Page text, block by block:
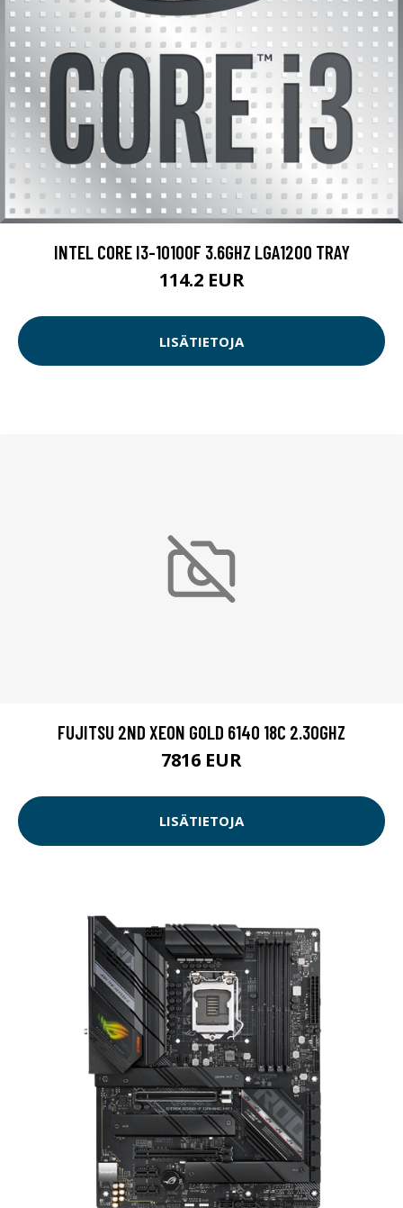
INTEL CORE I3-10100F 3.6GHZ LGA1200 TRAY
114.2 EUR
LISÄTIETOJA
FUJITSU 2ND XEON GOLD 6140 18C 2.30GHZ
7816 EUR
LISÄTIETOJA